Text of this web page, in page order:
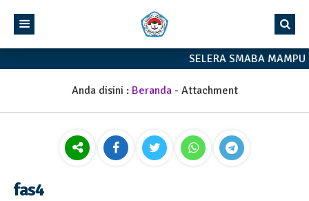
SELERA SMABA MAMPU
Anda disini : Beranda- Attachment
fas4